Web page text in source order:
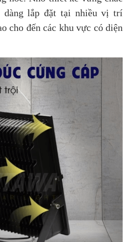
dàng lắp đặt tại nhiều vị trí
cho đến các khu vực có diện